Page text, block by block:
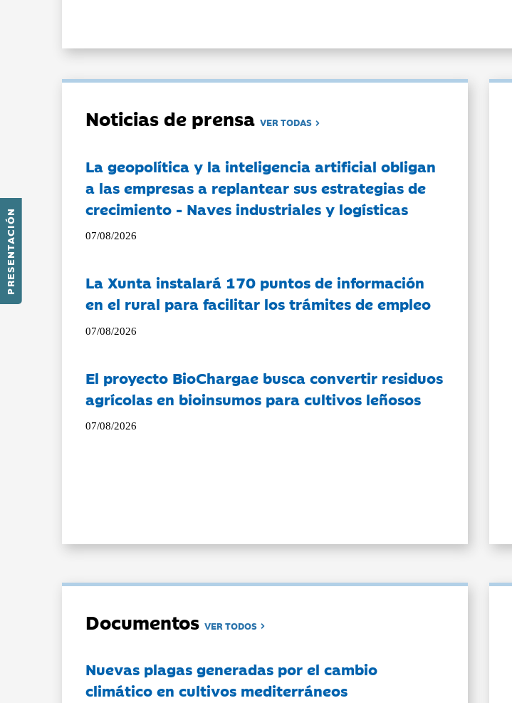
PRESENTACIÓN
Noticias de prensaVER TODAS
La geopolítica y la inteligencia artificial obligan
a las empresas a replantear sus estrategias de
crecimiento - Naves industriales y logísticas
07/08/2026
La Xunta instalará 170 puntos de información
en el rural para facilitar los trámites de empleo
07/08/2026
El proyecto BioChargae busca convertir residuos
agrícolas en bioinsumos para cultivos leñosos
07/08/2026
DocumentosVER TODOS
Nuevas plagas generadas por el cambio
climático en cultivos mediterráneos